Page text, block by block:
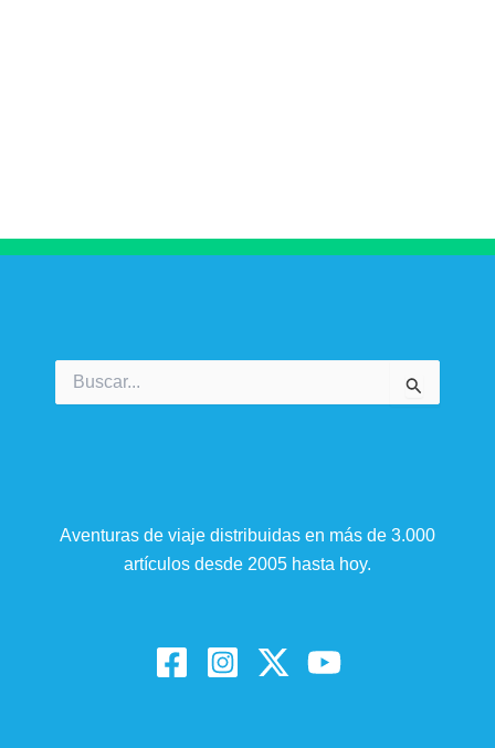
por:
Aventuras de viaje distribuidas en más de 3.000
artículos desde 2005 hasta hoy.